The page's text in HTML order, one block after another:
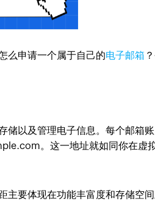
么申请一个属于自己的电子邮箱
储以及管理电子信息。每个邮箱
。这一地址就如同你在虚
主要体现在功能丰富度和存储空